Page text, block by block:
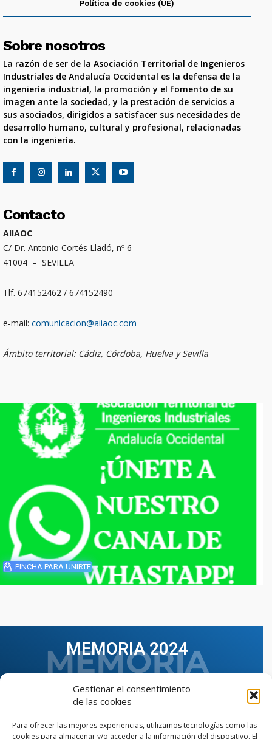
Gestionar el consentimiento
de las cookies
Para ofrecer las mejores experiencias, utilizamos tecnologías como las
cookies para almacenar y/o acceder a la información del dispositivo. El
Política de cookies (UE)
Sobre nosotros
La razón de ser de la Asociación Territorial de Ingenieros
Industriales de Andalucía Occidental es la defensa de la
ingeniería industrial, la promoción y el fomento de su
imagen ante la sociedad, y la prestación de servicios a
sus asociados, dirigidos a satisfacer sus necesidades de
desarrollo humano, cultural y profesional, relacionadas
con la ingeniería.
Contacto
AIIAOC
C/ Dr. Antonio Cortés Lladó, nº 6
41004 – SEVILLA
Tlf. 674152462 / 674152490
e-mail: comunicacion@aiiaoc.com
Ámbito territorial: Cádiz, Córdoba, Huelva y Sevilla
PINCHA PARA UNIRTE
MEMORIA 2024